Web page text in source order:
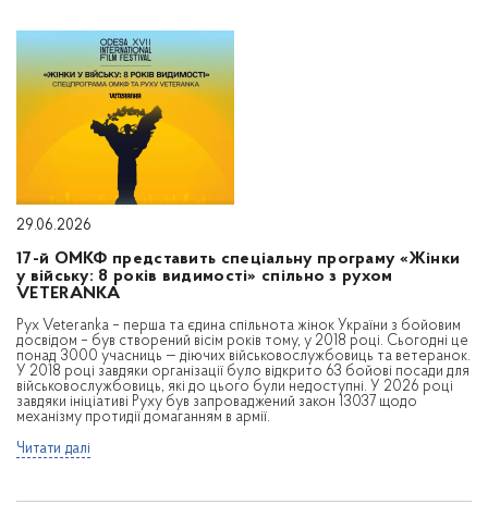
29.06.2026
17-й ОМКФ представить спеціальну програму «Жінки
у війську: 8 років видимості» спільно з рухом
VETERANKA
Рух Veteranka – перша та єдина спільнота жінок України з бойовим
досвідом – був створений вісім років тому, у 2018 році. Сьогодні це
понад 3000 учасниць — діючих військовослужбовиць та ветеранок.
У 2018 році завдяки організації було відкрито 63 бойові посади для
військовослужбовиць, які до цього були недоступні. У 2026 році
завдяки ініціативі Руху був запроваджений закон 13037 щодо
механізму протидії домаганням в армії.
Читати далі